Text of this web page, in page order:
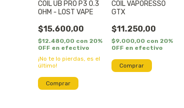
COIL UB PRO P3 0.3
OHM - LOST VAPE
$15.600,00
$12.480,00 con 20%
OFF en efectivo
¡No te lo pierdas, es el
último!
COIL VAPORESSO
GTX
$11.250,00
$9.000,00 con 20%
OFF en efectivo
Comprar